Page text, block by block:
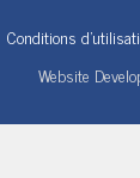
Conditions
Website